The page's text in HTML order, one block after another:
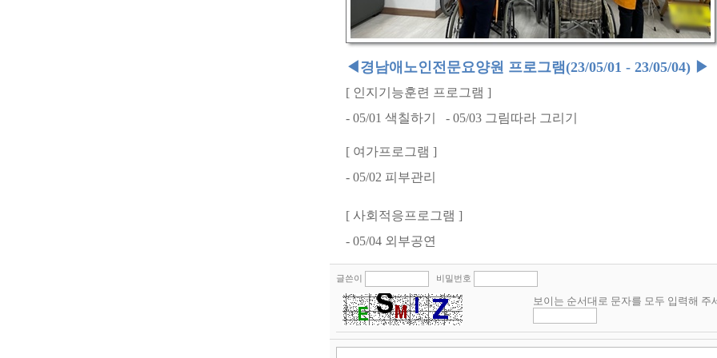
◀ 경남애노인전문요양원 프로그램 (23/05/01 - 23/05/04) ▶
[ 인지기능훈련 프로그램 ]
- 05/01 색칠하기 - 05/03 그림따라 그리기
[ 여가프로그램 ]
- 05/02 피부관리
[ 사회적응프로그램 ]
- 05/04 외부공연
글쓴이 비밀번호
보이는 순서대로 문자를 모두 입력해 주